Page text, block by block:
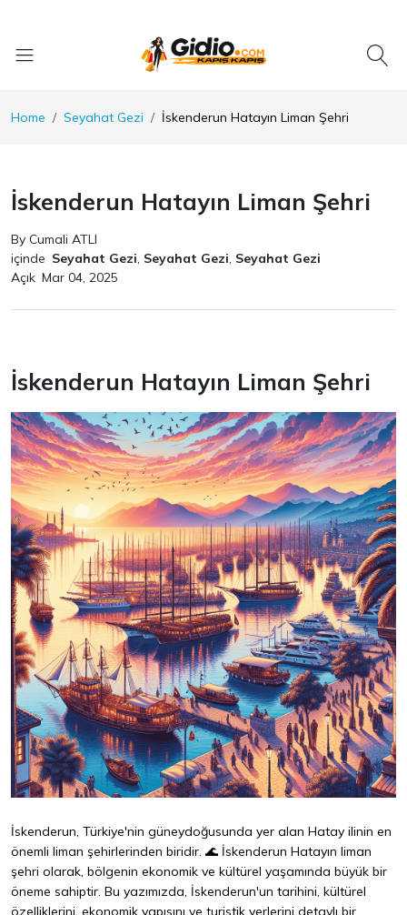
Home Seyahat Gezi İskenderun Hatayın Liman Şehri
İskenderun Hatayın Liman Şehri
By Cumali ATLI
içinde Seyahat Gezi, Seyahat Gezi, Seyahat Gezi
Açık Mar 04, 2025
İskenderun Hatayın Liman Şehri
İskenderun, Türkiye'nin güneydoğusunda yer alan Hatay ilinin en
önemli liman şehirlerinden biridir. 🌊 İskenderun Hatayın liman
şehri olarak, bölgenin ekonomik ve kültürel yaşamında büyük bir
öneme sahiptir. Bu yazımızda, İskenderun'un tarihini, kültürel
özelliklerini, ekonomik yapısını ve turistik yerlerini detaylı bir